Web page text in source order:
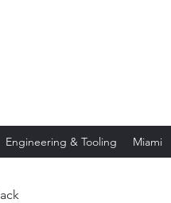
Engineering & Tooling Miami